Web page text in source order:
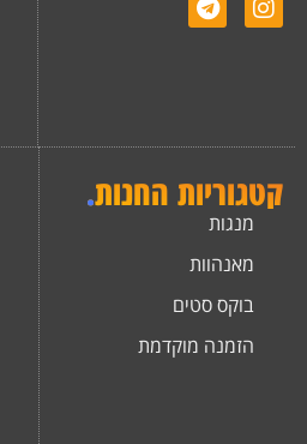
קטגוריות החנות.
מנגות
מאנהוות
בוקס סטים
הזמנה מוקדמת